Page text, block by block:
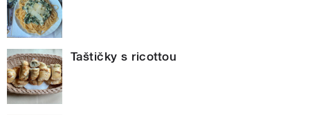
Taštičky s ricottou